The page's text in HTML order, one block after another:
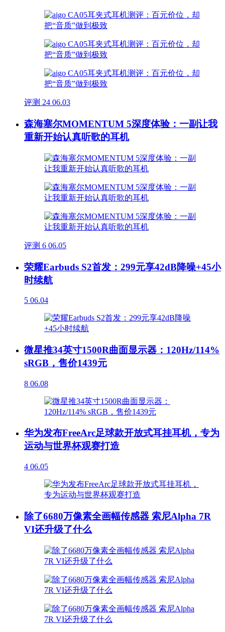
评测 24 06.03
森海塞尔MOMENTUM 5深度体验：一副让我
重新开始认真听歌的耳机
评测 6 06.05
荣耀Earbuds S2首发：299元享42dB降噪+45小
时续航
5 06.04
微星推34英寸1500R曲面显示器：120Hz/114%
sRGB，售价1439元
8 06.08
华为发布FreeArc足球款开放式耳挂耳机，专为
运动与世界杯观赛打造
4 06.05
除了6680万像素全画幅传感器 索尼Alpha 7R
VI还升级了什么